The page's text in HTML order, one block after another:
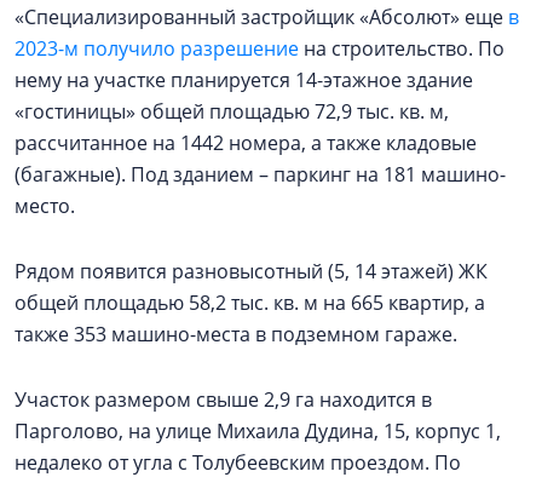
«Специализированный застройщик «Абсолют» еще в
2023-м получило разрешение на строительство. По
нему на участке планируется 14-этажное здание
«гостиницы» общей площадью 72,9 тыс. кв. м,
рассчитанное на 1442 номера, а также кладовые
(багажные). Под зданием – паркинг на 181 машино-
место.
Рядом появится разновысотный (5, 14 этажей) ЖК
общей площадью 58,2 тыс. кв. м на 665 квартир, а
также 353 машино-места в подземном гараже.
Участок размером свыше 2,9 га находится в
Парголово, на улице Михаила Дудина, 15, корпус 1,
недалеко от угла с Толубеевским проездом. По